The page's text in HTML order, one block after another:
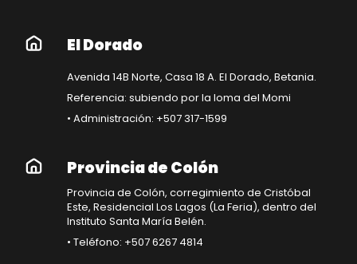
El Dorado
Avenida 14B Norte, Casa 18 A. El Dorado, Betania.
Referencia: subiendo por la loma del Momi
• Administración: +507 317-1599
Provincia de Colón
Provincia de Colón, corregimiento de Cristóbal
Este, Residencial Los Lagos (La Feria), dentro del
Instituto Santa María Belén.
• Teléfono: +507 6267 4814